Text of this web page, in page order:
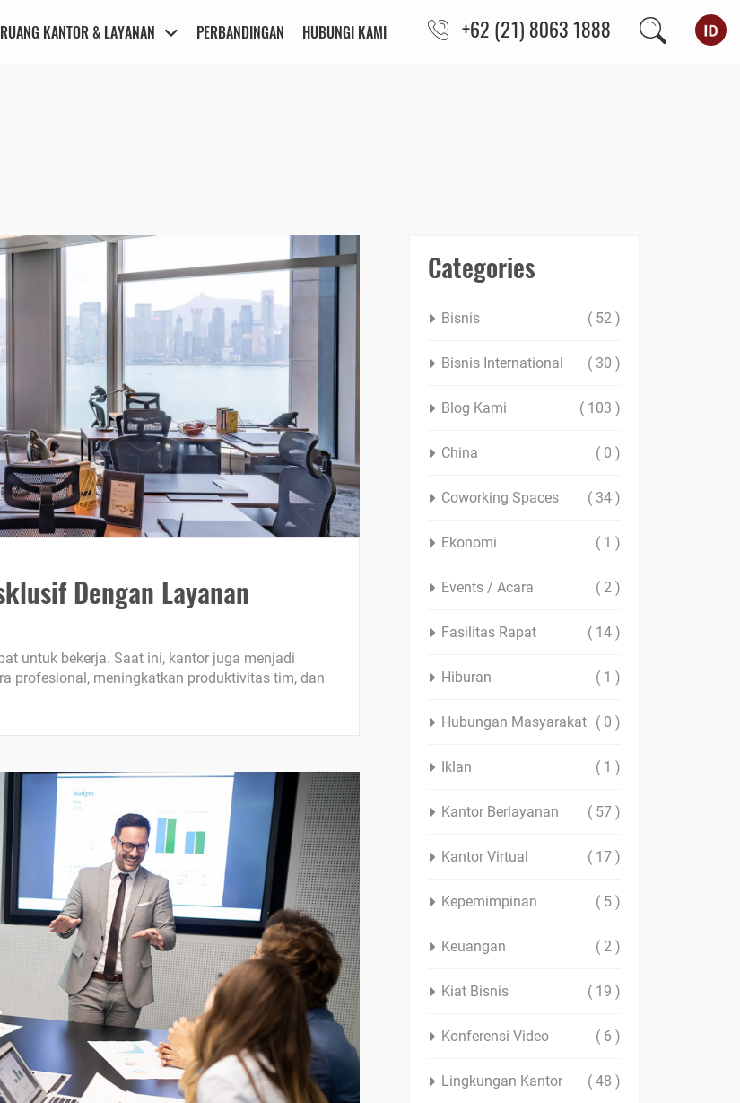
RUANG KANTOR & LAYANAN PERBANDINGAN HUBUNGI KAMI +62 (21) 8063 1888
Dengan Layanan
untuk bekerja. Saat ini, kantor juga menjadi
profesional, meningkatkan produktivitas tim, dan
Categories
Bisnis ( 52 )
Bisnis International ( 30 )
Blog Kami ( 103 )
China ( 0 )
Coworking Spaces ( 34 )
Ekonomi ( 1 )
Events / Acara ( 2 )
Fasilitas Rapat ( 14 )
Hiburan ( 1 )
Hubungan Masyarakat ( 0 )
Iklan ( 1 )
Kantor Berlayanan ( 57 )
Kantor Virtual ( 17 )
Kepemimpinan ( 5 )
Keuangan ( 2 )
Kiat Bisnis ( 19 )
Konferensi Video ( 6 )
Lingkungan Kantor ( 48 )